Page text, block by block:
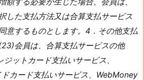
した支払方法又は合算支払サービス
意するものとします。4．その他支払
会員は、合算支払サービスの他
ットカード支払いサービス、
カード支払いサービス、WebMoney